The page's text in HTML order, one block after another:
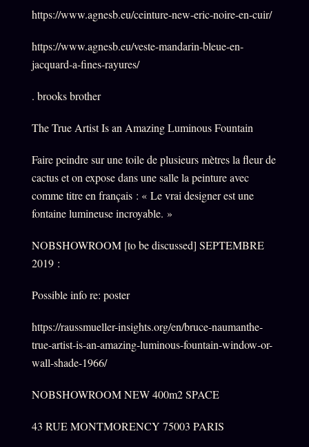
https://www.agnesb.eu/ceinture-new-eric-noire-en-cuir/
https://www.agnesb.eu/veste-mandarin-bleue-en-
jacquard-a-fines-rayures/
. brooks brother
The True Artist Is an Amazing Luminous Fountain
Faire peindre sur une toile de plusieurs mètres la fleur de
cactus et on expose dans une salle la peinture avec
comme titre en français : « Le vrai designer est une
fontaine lumineuse incroyable. »
NOBSHOWROOM [to be discussed] SEPTEMBRE
2019 :
Possible info re: poster
https://raussmueller-insights.org/en/bruce-naumanthe-
true-artist-is-an-amazing-luminous-fountain-window-or-
wall-shade-1966/
NOBSHOWROOM NEW 400m2 SPACE
43 RUE MONTMORENCY 75003 PARIS